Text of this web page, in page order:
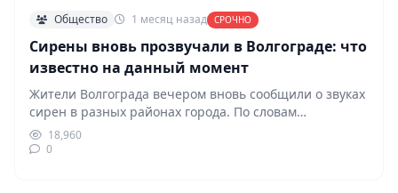
Общество 1 месяц назад СРОЧНО
Сирены вновь прозвучали в Волгограде: что
известно на данный момент
Жители Волгограда вечером вновь сообщили о звуках
сирен в разных районах города. По словам
очевидцев,…
18,960
0